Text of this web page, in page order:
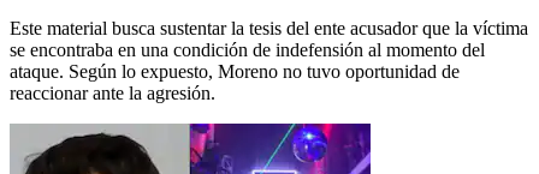
Este material busca sustentar la tesis del ente acusador que la víctima
se encontraba en una condición de indefensión al momento del
ataque. Según lo expuesto, Moreno no tuvo oportunidad de
reaccionar ante la agresión.